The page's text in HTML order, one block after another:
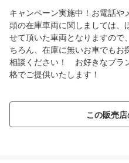
キャンペーン実施中！お電話
頭の在庫車両に関しましては、
せて頂いた車両となりますので
ちろん、在庫に無いお車でもお
相談ください！ お好きなプラ
格でご提供いたします！
この販売